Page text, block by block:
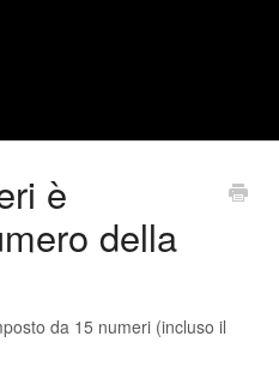
è
della
da 15 numeri (incluso il